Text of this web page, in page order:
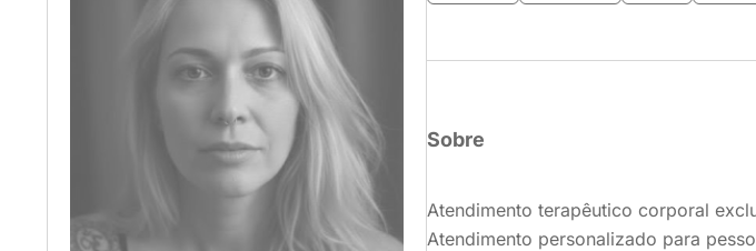
Sobre
Atendimento terapêutico corporal
Atendimento personalizado para